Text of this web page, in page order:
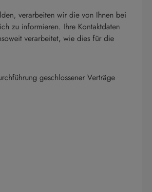
verarbeiten wir die von Ihnen bei
zu informieren. Ihre Kontaktdaten
verarbeitet, wie dies für die
geschlossener Verträge